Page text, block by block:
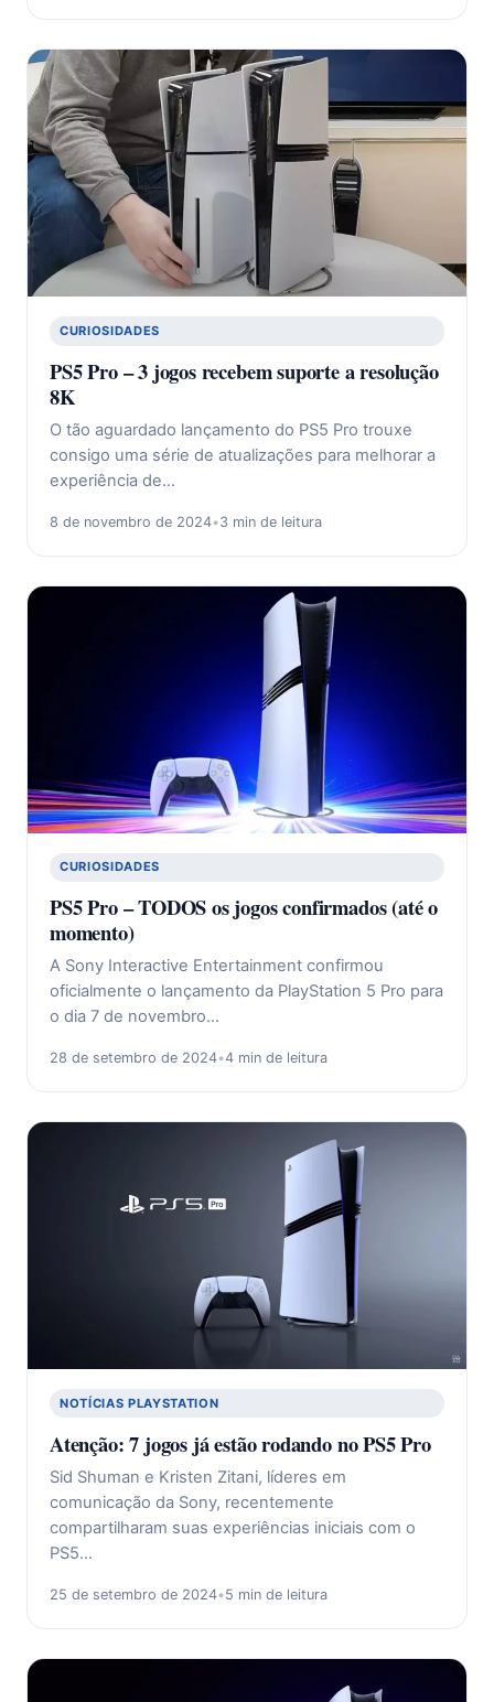
CURIOSIDADES
PS5 Pro – 3 jogos recebem suporte a resolução
8K
O tão aguardado lançamento do PS5 Pro trouxe
consigo uma série de atualizações para melhorar a
experiência de…
8 de novembro de 2024•3 min de leitura
CURIOSIDADES
PS5 Pro – TODOS os jogos confirmados (até o
momento)
A Sony Interactive Entertainment confirmou
oficialmente o lançamento da PlayStation 5 Pro para
o dia 7 de novembro…
28 de setembro de 2024•4 min de leitura
NOTÍCIAS PLAYSTATION
Atenção: 7 jogos já estão rodando no PS5 Pro
Sid Shuman e Kristen Zitani, líderes em
comunicação da Sony, recentemente
compartilharam suas experiências iniciais com o
PS5…
25 de setembro de 2024•5 min de leitura